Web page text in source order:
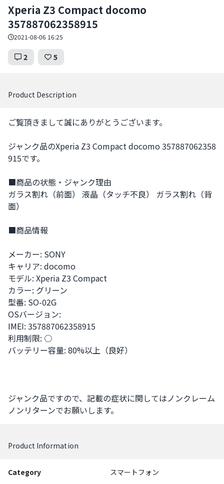
Xperia Z3 Compact docomo
357887062358915
2021-08-06 16:25
2 5
Product Description
ご覧頂きまして誠にありがとうございます。
ジャンク品のXperia Z3 Compact docomo 357887062358
915です。
■商品の状態・ジャンク理由
ガラス割れ（前面） 液晶（タッチ不良） ガラス割れ（背
面）
■商品情報
メーカー: SONY
キャリア: docomo
モデル: Xperia Z3 Compact
カラー: グリーン
型番: SO-02G
OSバージョン:
IMEI: 357887062358915
利用制限: ○
バッテリー容量: 80%以上（良好）
ジャンク品ですので、記載の症状に関してはノンクレーム
ノンリターンでお願いします。
Product Information
Category スマートフォン